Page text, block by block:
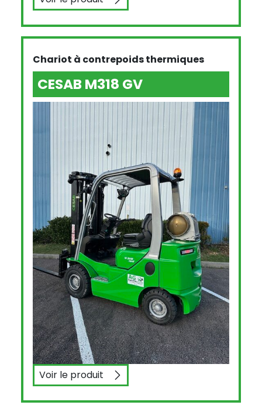
CESAB M300 ET M300H GAZ ET DIESEL
Chariot à contrepoids thermiques
CESAB M318 GV
Voir le produitCESAB M318 GV